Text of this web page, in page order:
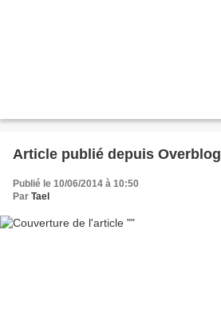
Article publié depuis Overblog
Publié le 10/06/2014 à 10:50
Par Tael